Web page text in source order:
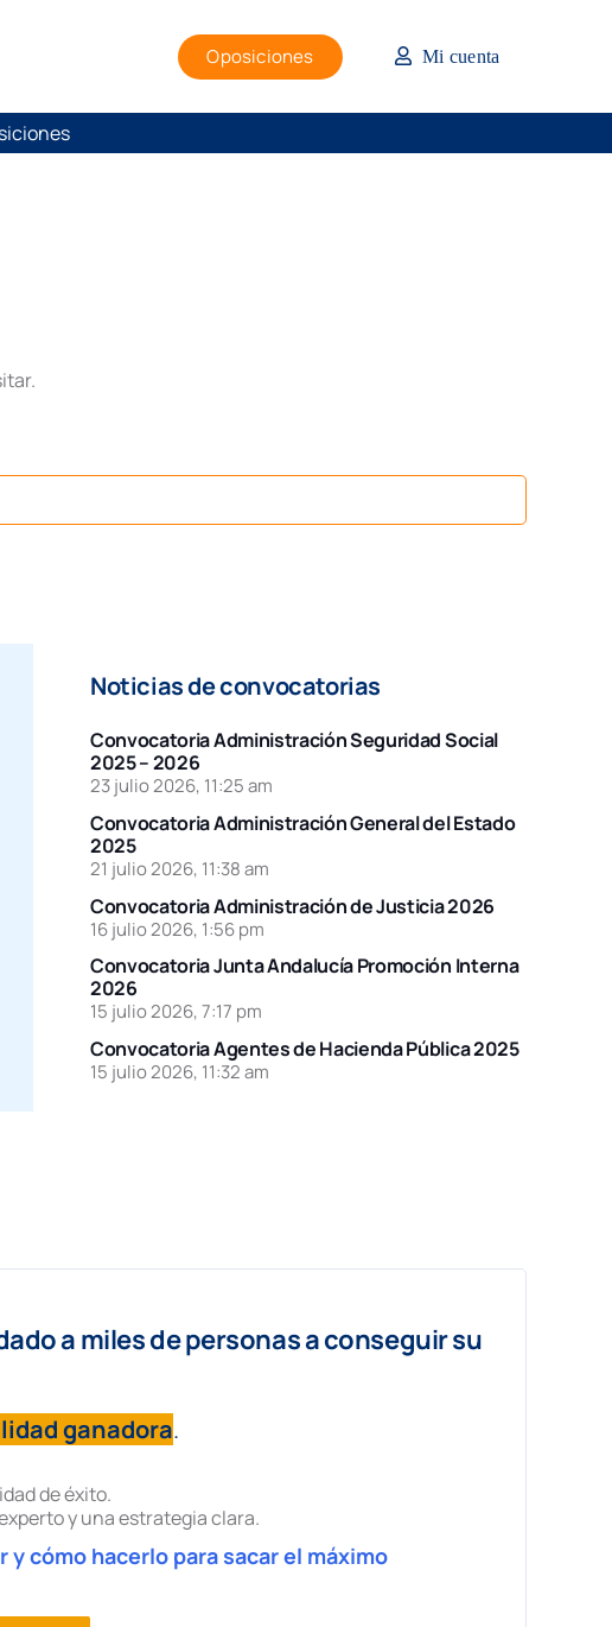
Oposiciones Mi cuenta
Noticias de convocatorias
Convocatoria Administración Seguridad Social
2025 – 2026
23 julio 2026, 11:25 am
Convocatoria Administración General del Estado
2025
21 julio 2026, 11:38 am
Convocatoria Administración de Justicia 2026
16 julio 2026, 1:56 pm
Convocatoria Junta Andalucía Promoción Interna
2026
15 julio 2026, 7:17 pm
Convocatoria Agentes de Hacienda Pública 2025
15 julio 2026, 11:32 am
a miles de personas a conseguir su
ganadora.
de éxito.
y una estrategia clara.
y cómo hacerlo para sacar el máximo